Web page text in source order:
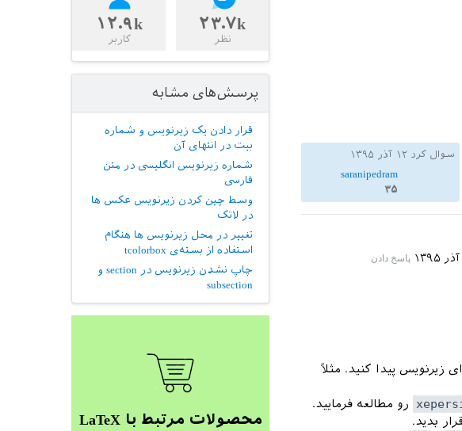
سوال کرد ۱۲ آذر ۱۳۹۵
saranipedram
۳۵
رو مطالعه فرمایید.
بدید.
۲۳.۷k
نظر
۱۲.۹k
کاربر
پرسش‌های مشابه
قرار دادن یک زیرنویس و شماره
بیت در انتهای آن
شماره زیرنویس انگلیسی در متن
فارسی
وسط چین کردن زیرنویس عکس ها
در لاتک
تغییر در محل زیرنویس ها هنگام
استفاده از بسته‌ی tcolorbox
چاپ نشدن زیرنویس در section و
subsection
محصولات مرتبط با LaTeX